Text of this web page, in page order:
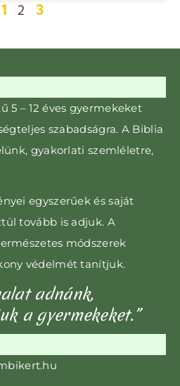
1 2 3
5 – 12 éves gyermekeket
szabadságra. A Biblia
gyakorlati szemléletre,
egyszerűek és saját
tovább is adjuk. A
módszerek
védelmét tanítjuk.
adnánk,
a gyermekeket.”